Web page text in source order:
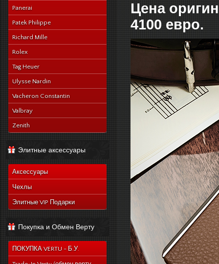
Panerai
Patek Philippe
Richard Mille
Rolex
Tag Heuer
Ulysse Nardin
Vacheron Constantin
Valbray
Zenith
Элитные аксессуары
Аксессуары
Чехлы
Элитные VIP Подарки
Покупка и Обмен Верту
ПОКУПКА VERTU - Б.У.
Цена
4100 евро.